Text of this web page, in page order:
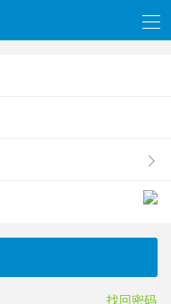
找回密码